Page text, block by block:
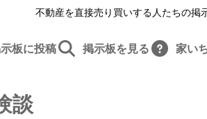
不動産を直接売り買いする人たちの掲
板に投稿 掲示板を見る 家い
談